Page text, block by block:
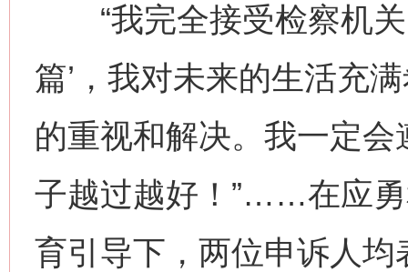
“我完全接受检察机关
篇’，我对未来的生活充
的重视和解决。我一定
子越过越好！”……在应
育引导下，两位申诉人